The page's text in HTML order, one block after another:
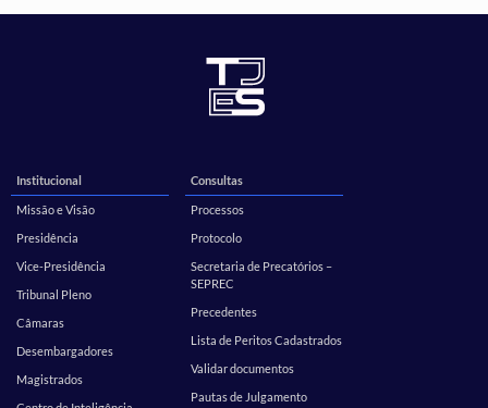
Institucional
Missão e Visão
Presidência
Vice-Presidência
Tribunal Pleno
Câmaras
Desembargadores
Magistrados
Consultas
Processos
Protocolo
Secretaria de Precatórios –
SEPREC
Precedentes
Lista de Peritos Cadastrados
Validar documentos
Pautas de Julgamento